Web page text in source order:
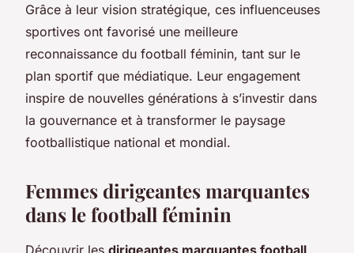
Grâce à leur vision stratégique, ces influenceuses
sportives ont favorisé une meilleure
reconnaissance du football féminin, tant sur le
plan sportif que médiatique. Leur engagement
inspire de nouvelles générations à s’investir dans
la gouvernance et à transformer le paysage
footballistique national et mondial.
Femmes dirigeantes marquantes
dans le football féminin
Découvrir les dirigeantes marquantes football